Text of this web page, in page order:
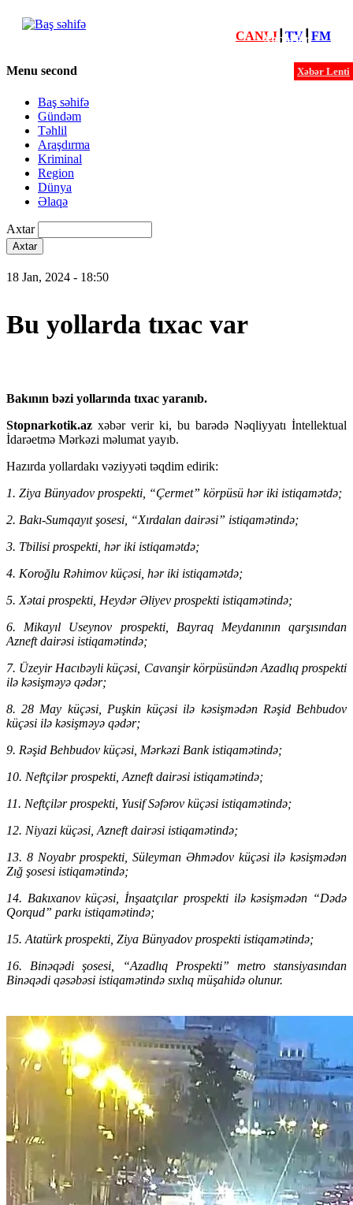
Xəbərlər
Xəbər Lenti
CANLI┃ TV┃ FM
Menu second
Baş səhifə
Gündəm
Təhlil
Araşdırma
Kriminal
Region
Dünya
Əlaqə
Axtar
18 Jan, 2024 - 18:50
Bu yollarda tıxac var
Bakının bəzi yollarında tıxac yaranıb.
Stopnarkotik.az xəbər verir ki, bu barədə Nəqliyyatı İntellektual
İdarəetmə Mərkəzi məlumat yayıb.
Hazırda yollardakı vəziyyəti təqdim edirik:
1. Ziya Bünyadov prospekti, “Çermet” körpüsü hər iki istiqamətdə;
2. Bakı-Sumqayıt şosesi, “Xırdalan dairəsi” istiqamətində;
3. Tbilisi prospekti, hər iki istiqamətdə;
4. Koroğlu Rəhimov küçəsi, hər iki istiqamətdə;
5. Xətai prospekti, Heydər Əliyev prospekti istiqamətində;
6. Mikayıl Useynov prospekti, Bayraq Meydanının qarşısından
Azneft dairəsi istiqamətində;
7. Üzeyir Hacıbəyli küçəsi, Cavanşir körpüsündən Azadlıq prospekti
ilə kəsişməyə qədər;
8. 28 May küçəsi, Puşkin küçəsi ilə kəsişmədən Rəşid Behbudov
küçəsi ilə kəsişməyə qədər;
9. Rəşid Behbudov küçəsi, Mərkəzi Bank istiqamətində;
10. Neftçilər prospekti, Azneft dairəsi istiqamətində;
11. Neftçilər prospekti, Yusif Səfərov küçəsi istiqamətində;
12. Niyazi küçəsi, Azneft dairəsi istiqamətində;
13. 8 Noyabr prospekti, Süleyman Əhmədov küçəsi ilə kəsişmədən
Zığ şosesi istiqamətində;
14. Bakıxanov küçəsi, İnşaatçılar prospekti ilə kəsişmədən “Dədə
Qorqud” parkı istiqamətində;
15. Atatürk prospekti, Ziya Bünyadov prospekti istiqamətində;
16. Binəqədi şosesi, “Azadlıq Prospekti” metro stansiyasından
Binəqədi qəsəbəsi istiqamətində sıxlıq müşahidə olunur.